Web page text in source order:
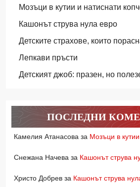
Мозъци в кутии и натиснати
Кашонът струва нула евро
Детските страхове, които
Лепкави пръсти
Детският джоб: празен, но
ПОСЛЕДНИ
Камелия Атанасова за Мозъци в
Снежана Начева за Кашонът струва
Христо Добрев за Кашонът струва